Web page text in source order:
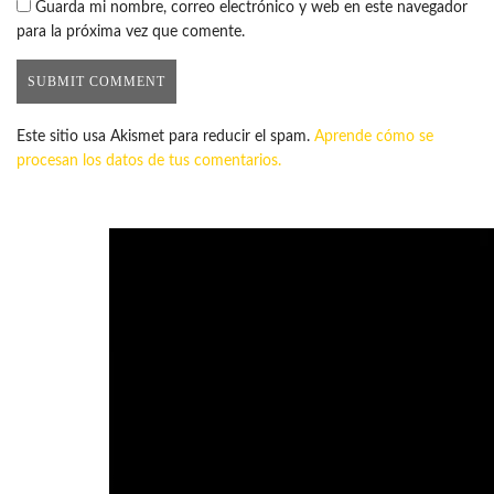
Guarda mi nombre, correo electrónico y web en este navegador
para la próxima vez que comente.
Este sitio usa Akismet para reducir el spam. Aprende cómo se
procesan los datos de tus comentarios.